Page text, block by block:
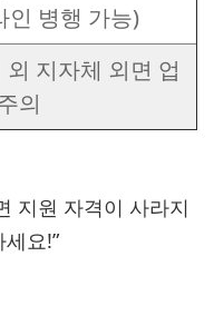
인 병행 가능)
지자체 외면 업
의
지원 자격이 사라지
요!”